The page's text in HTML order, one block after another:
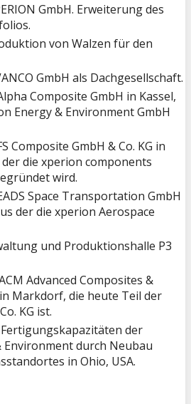
GmbH. Erweiterung des
von Walzen für den
GmbH als Dachgesellschaft.
Composite GmbH in Kassel,
Energy & Environment GmbH
Composite GmbH & Co. KG in
die xperion components
wird.
Space Transportation GmbH
der die xperion Aerospace
und Produktionshalle P3
Advanced Composites &
Markdorf, die heute Teil der
KG ist.
der
Environment durch Neubau
in Ohio, USA.